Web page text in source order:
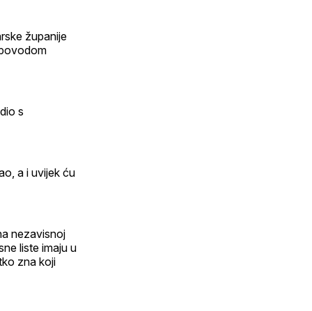
županije
s
a i uvijek ću
nezavisnoj
liste imaju u
zna koji